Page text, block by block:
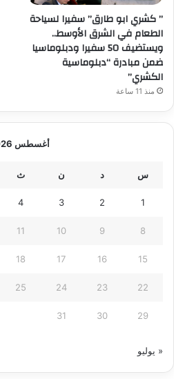
” كشري ابو طارق” سفيرا لسياحة
الطعام في الشرق الأوسط..
ويستضيف 50 سفيرا ودبلوماسيا
ضمن مبادرة “دبلوماسية
الكشري”
منذ 11 ساعة
أغسطس 2026
س د ن ث
1
2
3
4
8
9
10
11
15
16
17
18
22
23
24
25
29
30
31
« يوليو